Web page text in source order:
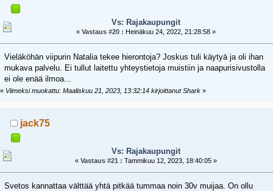
Vs: Rajakaupungit
« Vastaus #20 : Heinäkuu 24, 2022, 21:28:58 »
Vieläköhän viipurin Natalia tekee hierontoja? Joskus tuli käytyä ja oli ihan
mukava palvelu. Ei tullut laitettu yhteystietoja muistiin ja naapurisivustolla
ei ole enää ilmoa...
« Viimeksi muokattu: Maaliskuu 21, 2023, 13:32:14 kirjoittanut Shark »
jack75
Vs: Rajakaupungit
« Vastaus #21 : Tammikuu 12, 2023, 18:40:05 »
Svetos kannattaa välttää yhtä pitkää tummaa noin 30v muijaa. On ollu